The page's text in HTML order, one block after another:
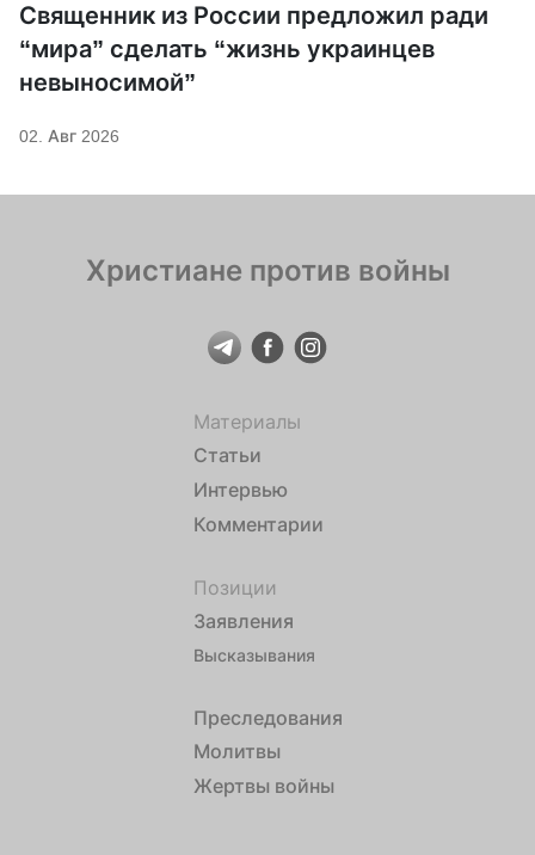
Священник из России предложил ради
“мира” сделать “жизнь украинцев
невыносимой”
02. Авг 2026
Христиане против войны
Материалы
Статьи
Интервью
Комментарии
Позиции
Заявления
Высказывания
Преследования
Молитвы
Жертвы войны